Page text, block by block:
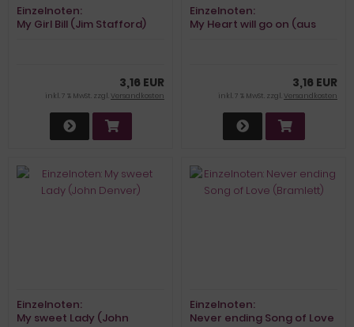
Einzelnoten:
My Girl Bill (Jim Stafford)
3,16 EUR
inkl. 7 % MwSt. zzgl.Versandkosten
Einzelnoten:
My Heart will go on (aus
3,16 EUR
inkl. 7 % MwSt. zzgl.Versandkosten
Einzelnoten:
My sweet Lady (John
Einzelnoten:
Never ending Song of Love